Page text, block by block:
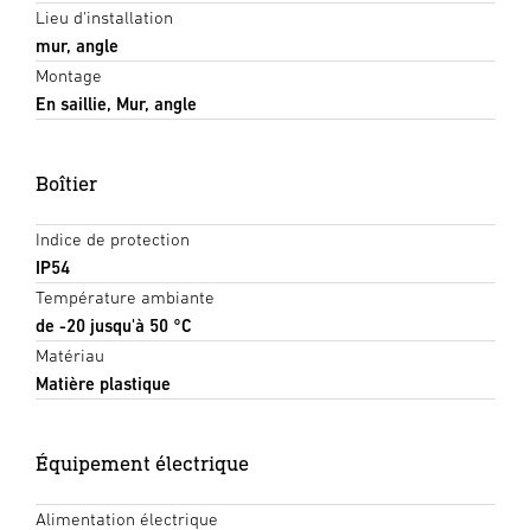
Lieu d'installation
mur, angle
Montage
En saillie, Mur, angle
Boîtier
Indice de protection
IP54
Température ambiante
de -20 jusqu'à 50 °C
Matériau
Matière plastique
Équipement électrique
Alimentation électrique